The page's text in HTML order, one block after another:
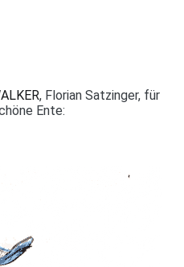
, Florian Satzinger, für
Ente: